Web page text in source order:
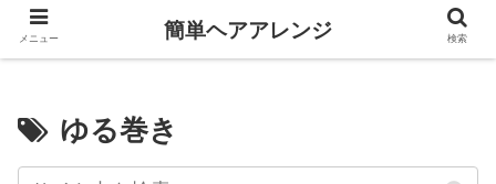
ゆる巻き
メニュー 簡単ヘアアレンジ 検索